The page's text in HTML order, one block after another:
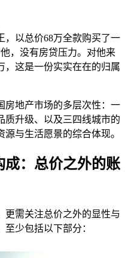
，以总价68万全款购买了一
，没有房贷压力。对他来
，这是一份实实在在的归属
房地产市场的多层次性：一
质升级、以及三四线城市的
与生活愿景的综合体现。
成：总价之外的账
更需关注总价之外的显性与
少包括以下部分：